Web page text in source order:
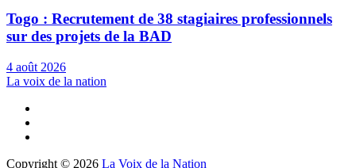
Togo : Recrutement de 38 stagiaires professionnels
sur des projets de la BAD
4 août 2026
La voix de la nation
Copyright © 2026 La Voix de la Nation